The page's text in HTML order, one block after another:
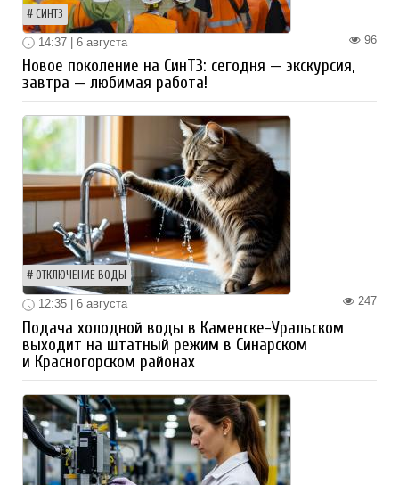
СИНТЗ
96
14:37 | 6 августа
Новое поколение на СинТЗ: сегодня — экскурсия,
завтра — любимая работа!
ОТКЛЮЧЕНИЕ ВОДЫ
247
12:35 | 6 августа
Подача холодной воды в Каменске-Уральском
выходит на штатный режим в Синарском
и Красногорском районах